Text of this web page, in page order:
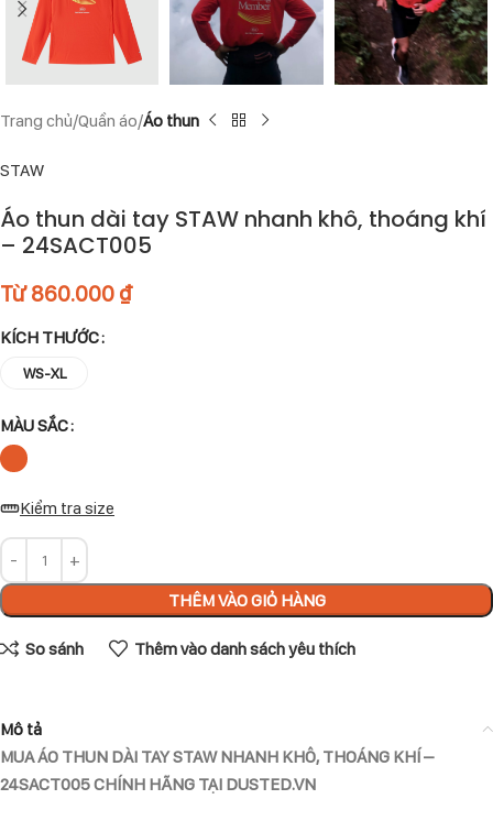
Trang chủ Quần áo Áo thun
STAW
Áo thun dài tay STAW nhanh khô, thoáng khí
– 24SACT005
Từ860.000 ₫
KÍCH THƯỚC
WS-XL
MÀU SẮC
Kiểm tra size
THÊM VÀO GIỎ HÀNG
So sánh Thêm vào danh sách yêu thích
Mô tả
MUA ÁO THUN DÀI TAY STAW NHANH KHÔ, THOÁNG KHÍ –
24SACT005 CHÍNH HÃNG TẠI DUSTED.VN